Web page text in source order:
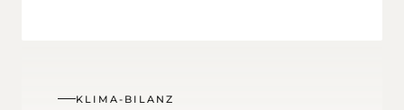
KLIMA-BILANZ